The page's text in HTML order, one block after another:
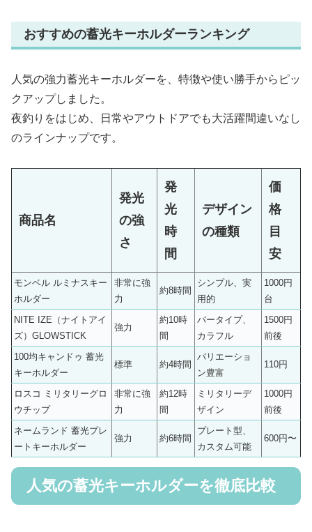
おすすめの蓄光キーホルダーランキング
人気の強力蓄光キーホルダーを、特徴や使い勝手からピッ
クアップしました。
夜釣りをはじめ、日常やアウトドアでも大活躍間違いなし
のラインナップです。
商品名
発光
の強
さ
発
光
時
間
デザイン
の種類
価
格
目
安
モンベル ルミナスキー
ホルダー
非常に強
力
約8時間
シンプル、実
用的
1000円
台
NITE IZE（ナイトアイ
ズ）GLOWSTICK
強力
約10時
間
バータイプ、
カラフル
1500円
前後
100均キャンドゥ 蓄光
キーホルダー
標準 約4時間
バリエーショ
ン豊富
110円
ロスコ ミリタリーグロ
ウチップ
非常に強
力
約12時
間
ミリタリーデ
ザイン
1000円
前後
ネームランド 蓄光プレ
ートキーホルダー
強力 約6時間
プレート型、
カスタム可能
600円〜
人気の蓄光キーホルダーを徹底比較